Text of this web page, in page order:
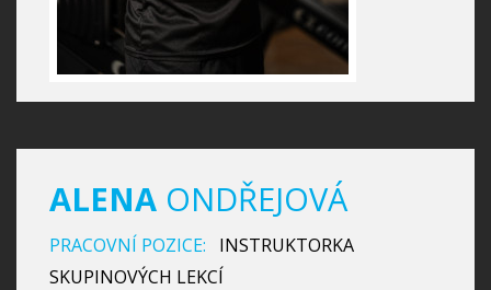
ALENA ONDŘEJOVÁ
PRACOVNÍ POZICE:
INSTRUKTORKA
SKUPINOVÝCH LEKCÍ